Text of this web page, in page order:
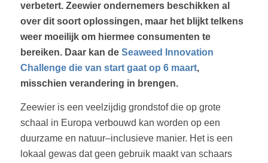
verbetert. Zeewier ondernemers beschikken al
over dit soort oplossingen, maar het blijkt telkens
weer moeilijk om hiermee consumenten te
bereiken. Daar kan de Seaweed Innovation
Challenge die van start gaat op 6 maart,
misschien verandering in brengen.
Zeewier is een veelzijdig grondstof die op grote
schaal in Europa verbouwd kan worden op een
duurzame en natuur–inclusieve manier. Het is een
lokaal gewas dat geen gebruik maaktvan schaars